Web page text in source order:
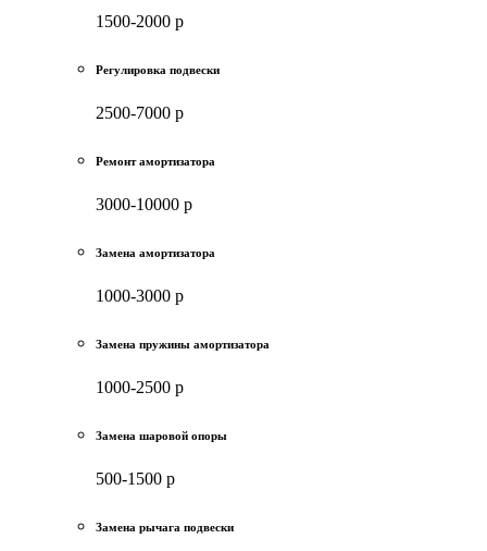
1500-2000 р
Регулировка подвески
2500-7000 р
Ремонт амортизатора
3000-10000 р
Замена амортизатора
1000-3000 р
Замена пружины амортизатора
1000-2500 р
Замена шаровой опоры
500-1500 р
Замена рычага подвески